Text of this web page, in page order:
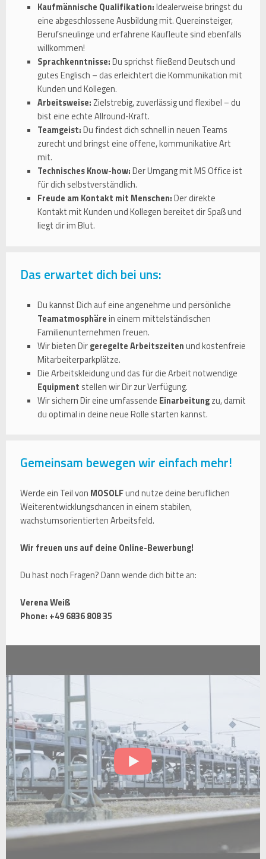
Kaufmännische Qualifikation:Idealerweise bringst du
eine abgeschlossene Ausbildung mit. Quereinsteiger,
Berufsneulinge und erfahrene Kaufleute sind ebenfalls
willkommen!
Sprachkenntnisse:Du sprichst fließend Deutsch und
gutes Englisch – das erleichtert die Kommunikation mit
Kunden und Kollegen.
Arbeitsweise:Zielstrebig, zuverlässig und flexibel – du
bist eine echte Allround-Kraft.
Teamgeist:Du findest dich schnell in neuen Teams
zurecht und bringst eine offene, kommunikative Art
mit.
Technisches Know-how:Der Umgang mit MS Office ist
für dich selbstverständlich.
Freude am Kontakt mit Menschen:Der direkte
Kontakt mit Kunden und Kollegen bereitet dir Spaß und
liegt dir im Blut.
Das erwartet dich bei uns:
Du kannst Dich auf eine angenehme und persönliche
Teamatmosphärein einem mittelständischen
Familienunternehmen freuen.
Wir bieten Dirgeregelte Arbeitszeitenund kostenfreie
Mitarbeiterparkplätze.
Die Arbeitskleidung und das für die Arbeit notwendige
Equipment stellen wir Dir zur Verfügung.
Wir sichern Dir eine umfassende Einarbeitungzu, damit
du optimal in deine neue Rolle starten kannst.
Gemeinsam bewegen wir einfach mehr!
Werde ein Teil von MOSOLFund nutze deine beruflichen
Weiterentwicklungschancen in einem stabilen,
wachstumsorientierten Arbeitsfeld.
Wir freuen uns auf deine Online-Bewerbung!
Du hast noch Fragen? Dann wende dich bitte an:
Verena Weiß
Phone: +49 6836 808 35